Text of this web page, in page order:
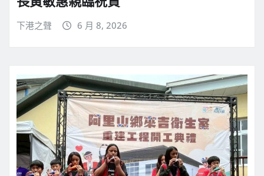
下港之聲 6 月 8, 2026